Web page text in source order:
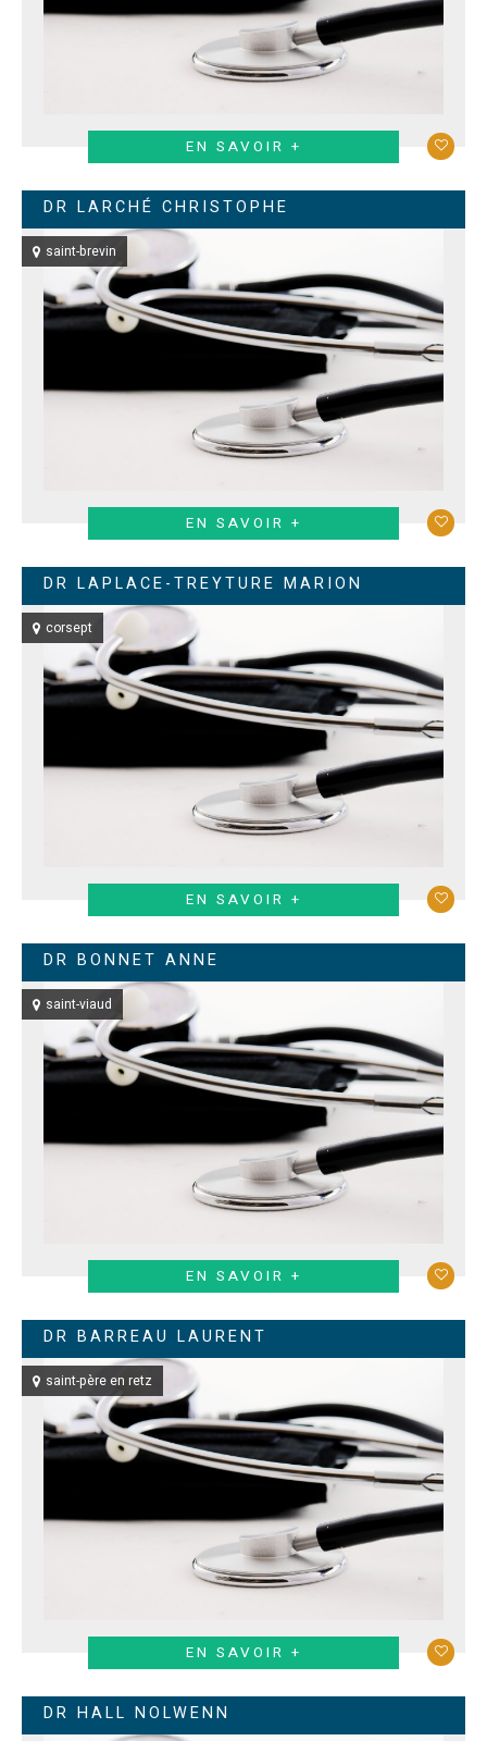
EN SAVOIR +
DR LARCHÉ CHRISTOPHE
saint-brevin
EN SAVOIR +
DR LAPLACE-TREYTURE MARION
corsept
EN SAVOIR +
DR BONNET ANNE
saint-viaud
EN SAVOIR +
DR BARREAU LAURENT
saint-père en retz
EN SAVOIR +
DR HALL NOLWENN